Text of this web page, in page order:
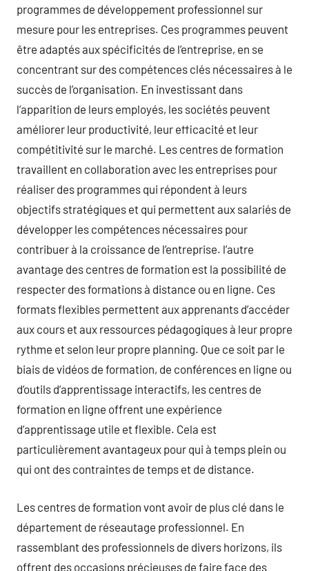
programmes de développement professionnel sur
mesure pour les entreprises. Ces programmes peuvent
être adaptés aux spécificités de l’entreprise, en se
concentrant sur des compétences clés nécessaires à le
succès de l’organisation. En investissant dans
l’apparition de leurs employés, les sociétés peuvent
améliorer leur productivité, leur efficacité et leur
compétitivité sur le marché. Les centres de formation
travaillent en collaboration avec les entreprises pour
réaliser des programmes qui répondent à leurs
objectifs stratégiques et qui permettent aux salariés de
développer les compétences nécessaires pour
contribuer à la croissance de l’entreprise. l’autre
avantage des centres de formation est la possibilité de
respecter des formations à distance ou en ligne. Ces
formats flexibles permettent aux apprenants d’accéder
aux cours et aux ressources pédagogiques à leur propre
rythme et selon leur propre planning. Que ce soit par le
biais de vidéos de formation, de conférences en ligne ou
d’outils d’apprentissage interactifs, les centres de
formation en ligne offrent une expérience
d’apprentissage utile et flexible. Cela est
particulièrement avantageux pour qui à temps plein ou
qui ont des contraintes de temps et de distance.
Les centres de formation vont avoir de plus clé dans le
département de réseautage professionnel. En
rassemblant des professionnels de divers horizons, ils
offrent des occasions précieuses de faire face des